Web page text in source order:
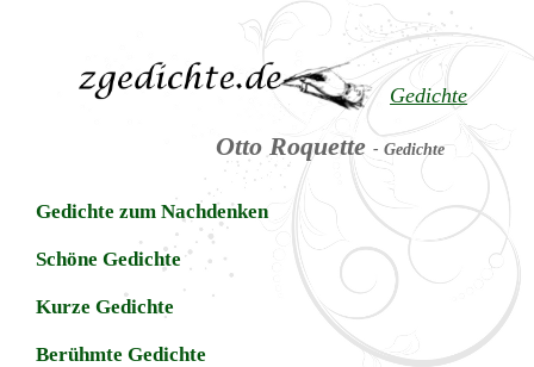
Gedichte
Otto Roquette- Gedichte
Gedichte zum Nachdenken
Schöne Gedichte
Kurze Gedichte
Berühmte Gedichte